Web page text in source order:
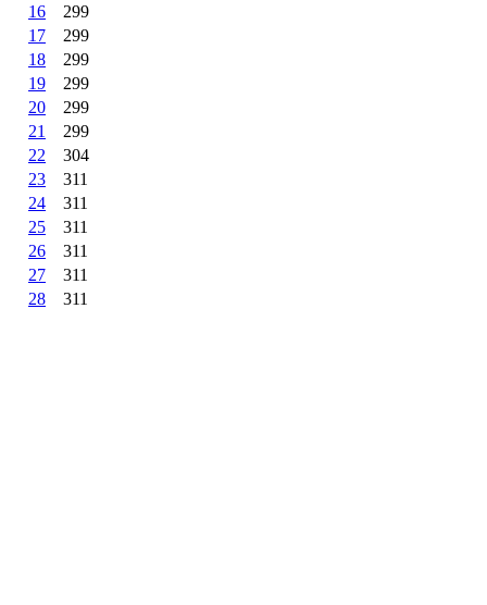
16
299
17
299
18
299
19
299
20
299
21
299
22
304
23
311
24
311
25
311
26
311
27
311
28
311